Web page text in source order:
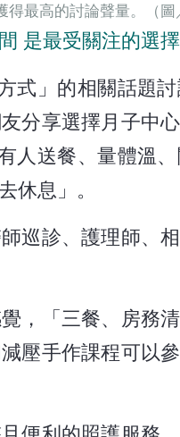
得最高的討論聲量。（圖
是最受關注的選擇
式」的相關話題
分享選擇月子中
人送餐、量體溫
休息」。
巡診、護理師、
，「三餐、房務
壓手作課程可以